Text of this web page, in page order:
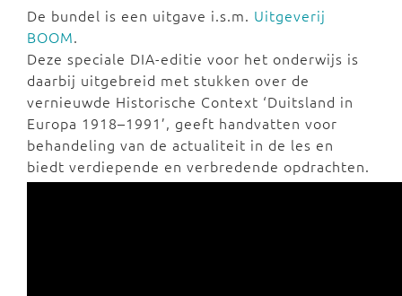
De bundel is een uitgave i.s.m. Uitgeverij
BOOM.
Deze speciale DIA-editie voor het onderwijs is
daarbij uitgebreid met stukken over de
vernieuwde Historische Context ‘Duitsland in
Europa 1918–1991’, geeft handvatten voor
behandeling van de actualiteit in de les en
biedt verdiepende en verbredende opdrachten.